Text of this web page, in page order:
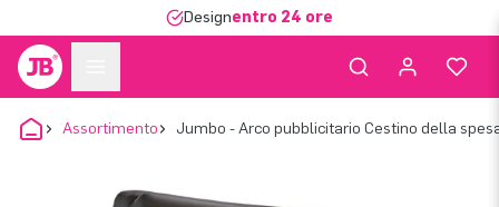
Designentro 24 ore
Assortimento Jumbo - Arco pubblicitario Cestino della